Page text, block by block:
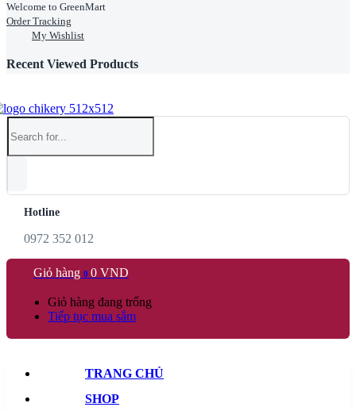
Welcome to GreenMart
Order Tracking
My Wishlist
Recent Viewed Products
Hotline
0972 352 012
Giỏ hàng 0 0 VND
Giỏ hàng đang trống
Tiếp tục mua sắm
TRANG CHỦ
SHOP